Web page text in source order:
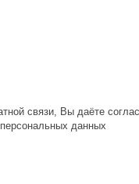
связи, Вы даёте
персональных данных